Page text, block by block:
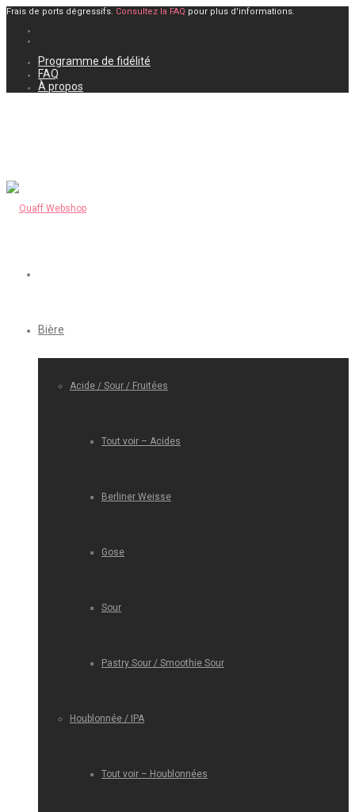
Frais de ports dégressifs. Consultez la FAQ pour plus d'informations.
Programme de fidélité
FAQ
À propos
Bière
Acide / Sour / Fruitées
Tout voir – Acides
Berliner Weisse
Gose
Sour
Pastry Sour / Smoothie Sour
Houblonnée / IPA
Tout voir – Houblonnées